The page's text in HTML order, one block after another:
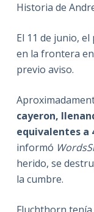
Historia de
El 11 de junio,
en la frontera
previo aviso.
cayeron,
equivalentes a
informó
herido, se
la cumbre.